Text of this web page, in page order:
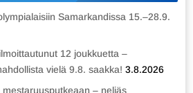
Samarkandissa 15.–28.9.
12 joukkuetta –
vielä 9.8. saakka! 3.8.2026
– neljäs